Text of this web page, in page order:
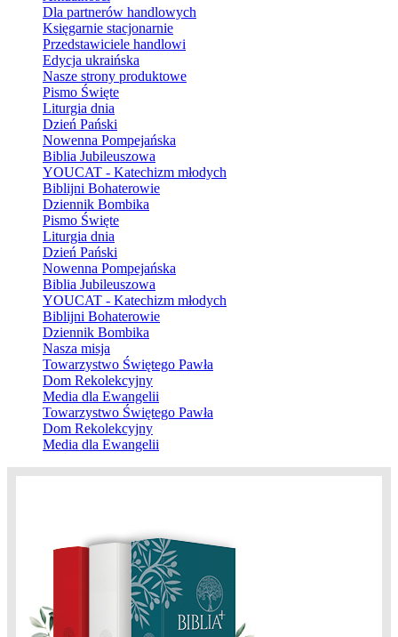
Dla partnerów handlowych
Księgarnie stacjonarnie
Przedstawiciele handlowi
Edycja ukraińska
Nasze strony produktowe
Pismo Święte
Liturgia dnia
Dzień Pański
Nowenna Pompejańska
Biblia Jubileuszowa
YOUCAT - Katechizm młodych
Biblijni Bohaterowie
Dziennik Bombika
Pismo Święte
Liturgia dnia
Dzień Pański
Nowenna Pompejańska
Biblia Jubileuszowa
YOUCAT - Katechizm młodych
Biblijni Bohaterowie
Dziennik Bombika
Nasza misja
Towarzystwo Świętego Pawła
Dom Rekolekcyjny
Media dla Ewangelii
Towarzystwo Świętego Pawła
Dom Rekolekcyjny
Media dla Ewangelii